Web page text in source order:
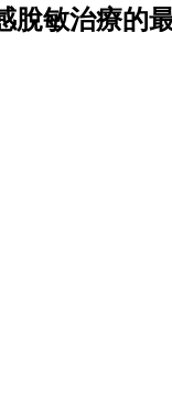
敏治療的最